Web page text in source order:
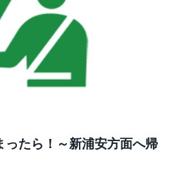
ったら！～新浦安方面へ帰